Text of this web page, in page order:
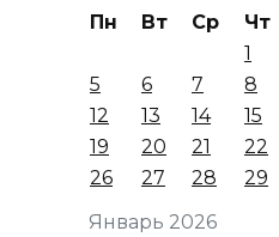
Январь 2026
Пн Вт Ср Чт
1
5
6 7 8
12
13 14 15
19
20 21 22
26
27 28 29